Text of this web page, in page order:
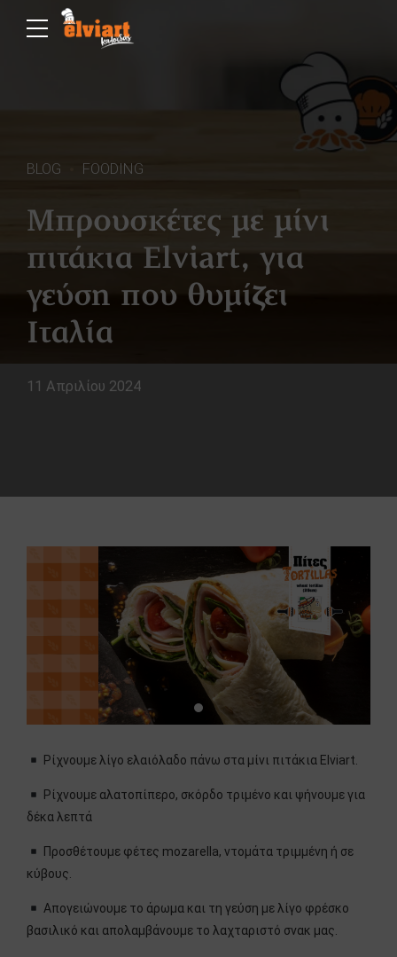
BLOG FOODING
Μπρουσκέτες με μίνι
πιτάκια Elviart, για
γεύση που θυμίζει
Ιταλία
11 Απριλίου 2024
Ρίχνουμε λίγο ελαιόλαδο πάνω στα μίνι πιτάκια Elviart.
Ρίχνουμε αλατοπίπερο, σκόρδο τριμένο και ψήνουμε για
δέκα λεπτά
Προσθέτουμε φέτες mozarella, ντομάτα τριμμένη ή σε
κύβους.
Απογειώνουμε το άρωμα και τη γεύση με λίγο φρέσκο
βασιλικό και απολαμβάνουμε το λαχταριστό σνακ μας.